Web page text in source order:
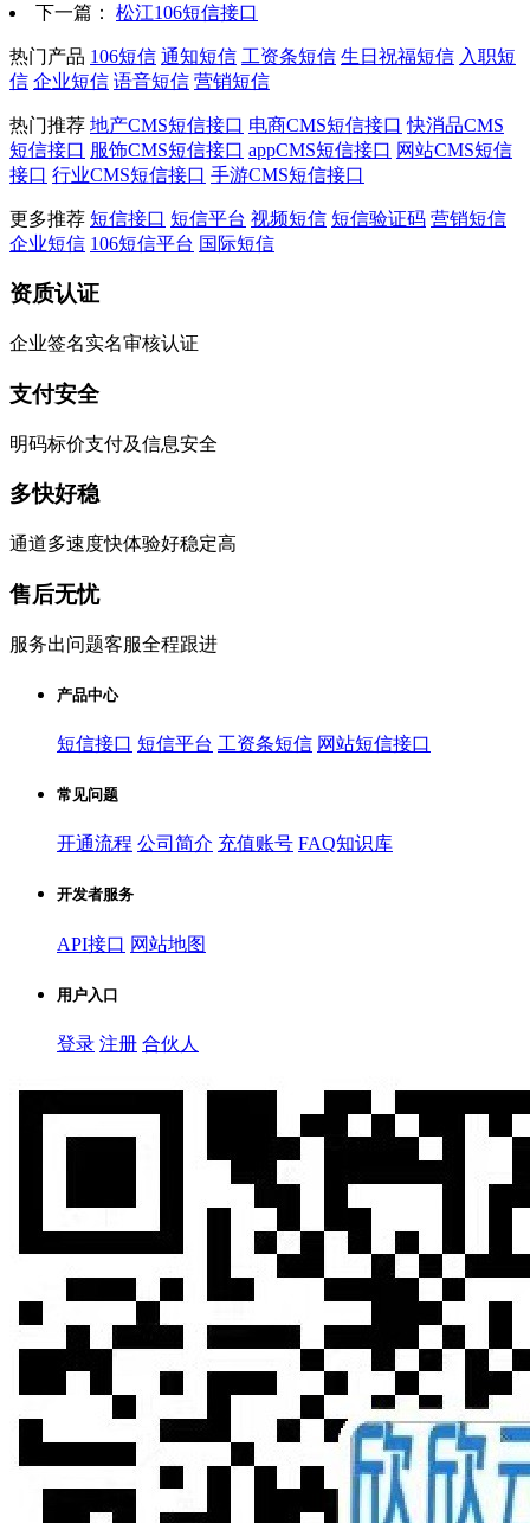
下一篇： 松江106短信接口
热门产品 106短信 通知短信 工资条短信 生日祝福短信 入职短
信 企业短信 语音短信 营销短信
热门推荐 地产CMS短信接口 电商CMS短信接口 快消品CMS
短信接口 服饰CMS短信接口 appCMS短信接口 网站CMS短信
接口 行业CMS短信接口 手游CMS短信接口
更多推荐 短信接口 短信平台 视频短信 短信验证码 营销短信
企业短信 106短信平台 国际短信
资质认证
企业签名实名审核认证
支付安全
明码标价支付及信息安全
多快好稳
通道多速度快体验好稳定高
售后无忧
服务出问题客服全程跟进
产品中心
短信接口 短信平台 工资条短信 网站短信接口
常见问题
开通流程 公司简介 充值账号 FAQ知识库
开发者服务
API接口 网站地图
用户入口
登录 注册 合伙人